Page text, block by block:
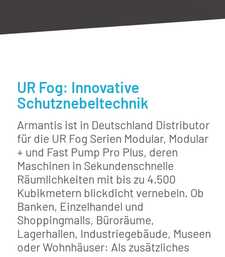
UR Fog: Innovative
Schutznebeltechnik
Armantis ist in Deutschland Distributor
für die UR Fog Serien Modular, Modular
+ und Fast Pump Pro Plus, deren
Maschinen in Sekundenschnelle
Räumlichkeiten mit bis zu 4.500
Kubikmetern blickdicht vernebeln. Ob
Banken, Einzelhandel und
Shoppingmalls, Büroräume,
Lagerhallen, Industriegebäude, Museen
oder Wohnhäuser: Als zusätzliches